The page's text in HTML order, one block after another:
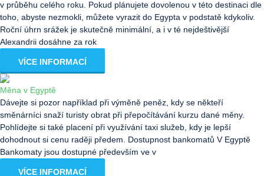
v průběhu celého roku. Pokud plánujete dovolenou v této destinaci dle
toho, abyste nezmokli, můžete vyrazit do Egypta v podstatě kdykoliv.
Roční úhrn srážek je skutečně minimální, a i v té nejdeštivější
Alexandrii dosáhne za rok
VÍCE INFORMACÍ
Měna v Egyptě
Dávejte si pozor například při výměně peněz, kdy se někteří
směnárníci snaží turisty obrat při přepočítávání kurzu dané měny.
Pohlídejte si také placení při využívání taxi služeb, kdy je lepší
dohodnout si cenu raději předem. Dostupnost bankomatů V Egyptě
Bankomaty jsou dostupné především ve v
VÍCE INFORMACÍ